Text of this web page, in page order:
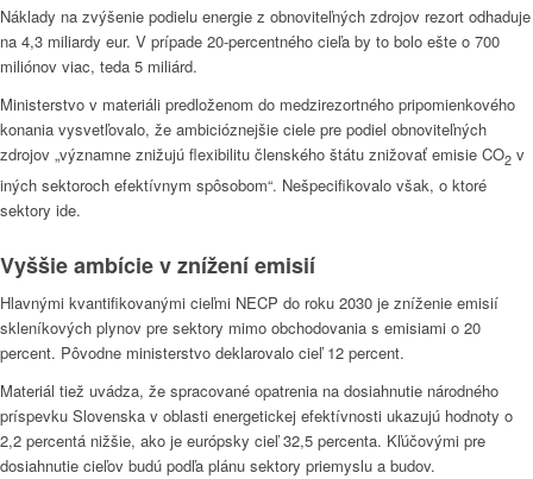
Náklady na zvýšenie podielu energie z obnoviteľných zdrojov rezort odhaduje
na 4,3 miliardy eur. V prípade 20-percentného cieľa by to bolo ešte o 700
miliónov viac, teda 5 miliárd.
Ministerstvo v materiáli predloženom do medzirezortného pripomienkového
konania vysvetľovalo, že ambicióznejšie ciele pre podiel obnoviteľných
zdrojov „významne znižujú flexibilitu členského štátu znižovať emisie CO2 v
iných sektoroch efektívnym spôsobom“. Nešpecifikovalo však, o ktoré
sektory ide.
Vyššie ambície v znížení emisií
Hlavnými kvantifikovanými cieľmi NECP do roku 2030 je zníženie emisií
skleníkových plynov pre sektory mimo obchodovania s emisiami o 20
percent. Pôvodne ministerstvo deklarovalo cieľ 12 percent.
Materiál tiež uvádza, že spracované opatrenia na dosiahnutie národného
príspevku Slovenska v oblasti energetickej efektívnosti ukazujú hodnoty o
2,2 percentá nižšie, ako je európsky cieľ 32,5 percenta. Kľúčovými pre
dosiahnutie cieľov budú podľa plánu sektory priemyslu a budov.